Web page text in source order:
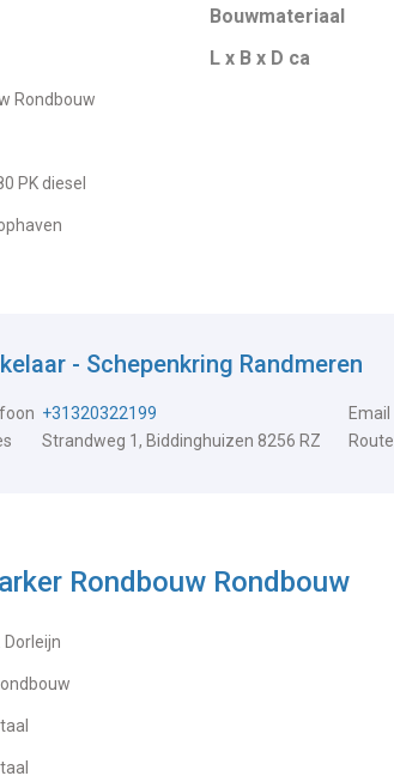
Rondbouw
PK diesel
Bouwmateriaal
L x B x D ca
- Schepenkring Randmeren
+31320322199 Email
Strandweg 1, Biddinghuizen 8256 RZ Route
Rondbouw Rondbouw
P. Dorleijn
Rondbouw
Staal
Staal